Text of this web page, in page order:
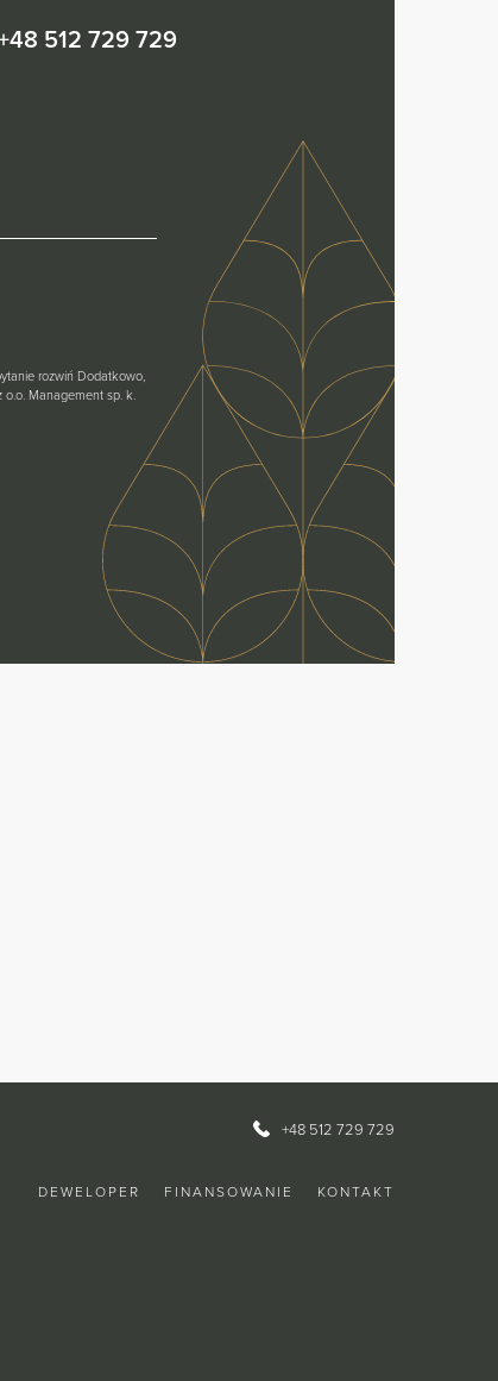
512 729 729
rozwiń Dodatkowo,
Management sp. k.
+48 512 729 729
DEWELOPER FINANSOWANIE KONTAKT